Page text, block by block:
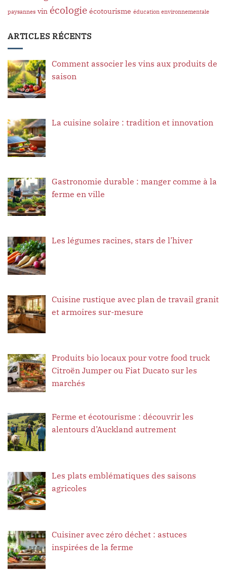
paysannes vin écologie écotourisme éducation environnementale
ARTICLES RÉCENTS
Comment associer les vins aux produits de
saison
La cuisine solaire : tradition et innovation
Gastronomie durable : manger comme à la
ferme en ville
Les légumes racines, stars de l’hiver
Cuisine rustique avec plan de travail granit
et armoires sur-mesure
Produits bio locaux pour votre food truck
Citroën Jumper ou Fiat Ducato sur les
marchés
Ferme et écotourisme : découvrir les
alentours d’Auckland autrement
Les plats emblématiques des saisons
agricoles
Cuisiner avec zéro déchet : astuces
inspirées de la ferme